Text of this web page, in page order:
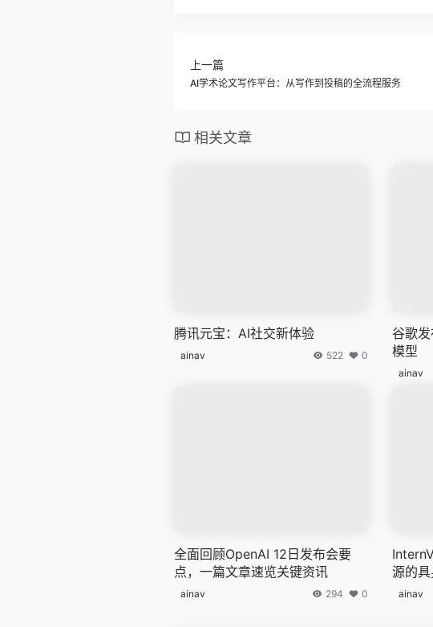
上一篇
AI学术论文写作平台：从写作到投稿的全流程服务
相关文章
腾讯元宝：AI社交新体验
ainav 522 0
谷歌
模型
ainav
全面回顾OpenAI 12日发布会要
点，一篇文章速览关键资讯
ainav 294 0
源的
ainav